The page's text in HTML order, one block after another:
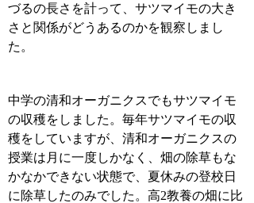
づるの長さを計って、サツマイモの大き
さと関係がどうあるのかを観察しまし
た。
中学の清和オーガニクスでもサツマイモ
の収穫をしました。毎年サツマイモの収
穫をしていますが、清和オーガニクスの
授業は月に一度しかなく、畑の除草もな
かなかできない状態で、夏休みの登校日
に除草したのみでした。高2教養の畑に比